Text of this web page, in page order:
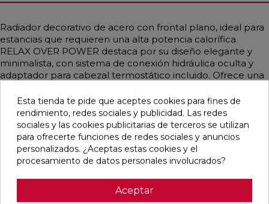
Radiador decorativo de acero con frontal plano, ideal para
estancias que requieren una alta potencia calorífica.
RELAX OVER POWER destaca por su diseño elegante y
minimalista, con sistema de conexión hidráulica oculta y
adaptador para cabezal termostático incluido. Ofrece una
así como colores RAL personalizados. Apto para
instalaciones de baja temperatura, como bombas de calor
o calderas de condensación, garantiza una difusión
uniforme del calor. Incluye válvula purgador manual,
soportes a pared en el mismo color y plantilla de
instalación. Disponible en varias alturas y anchos.
Esta tienda te pide que aceptes cookies para fines de
rendimiento, redes sociales y publicidad. Las redes
sociales y las cookies publicitarias de terceros se utilizan
para ofrecerte funciones de redes sociales y anuncios
personalizados. ¿Aceptas estas cookies y el
procesamiento de datos personales involucrados?
Aceptar